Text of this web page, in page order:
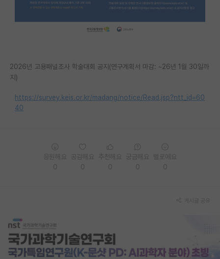
학술 정보 게시판
커리어
2026년 고용패널조사 학술대회 공지(연구계획서 마감: ~26년 1월 30일까
지)
https://survey.keis.or.kr/madang/notice/Read.jsp?ntt_id=60
40